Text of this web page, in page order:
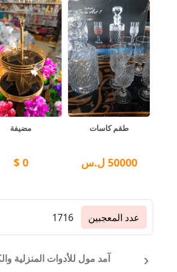
طقم كاسات
50000 ل.س
مضيفة
0
$
1716 عدد المعجبين
آمد مول للأدوات المنزلية